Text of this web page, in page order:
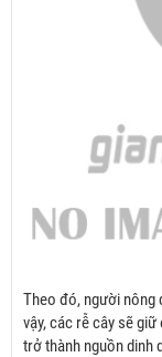
Theo đó, người nông
vậy, các rễ cây sẽ
trở thành nguồn dinh